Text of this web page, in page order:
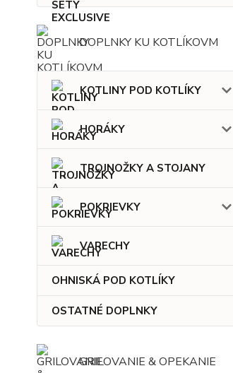
DOPLNKY KU KOTLÍKOVM
KOTLINY POD KOTLÍKY
HORÁKY
TROJNOŽKY A STOJANY
POKRIEVKY
VARECHY
OHNISKÁ POD KOTLÍKY
OSTATNÉ DOPLNKY
GRILOVANIE & OPEKANIE